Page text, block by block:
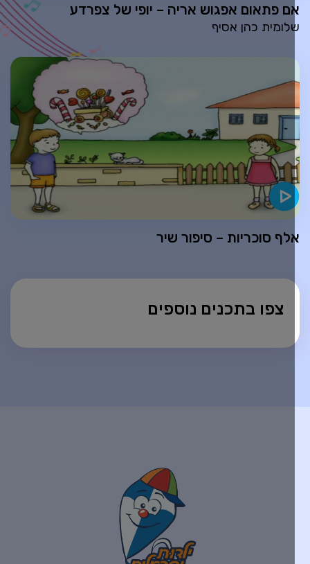
צפו בתכנים נוספים
פתאום אפגוש אריה – יופי של צפרדע
כהן אסיף
סוכריות – סיפור שיר